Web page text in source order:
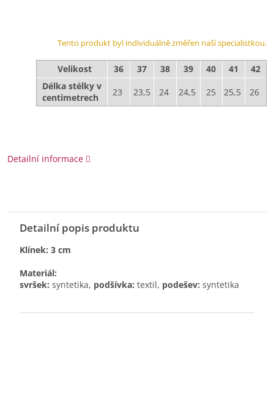
Tento produkt byl individuálně změřen naší specialistkou.
Velikost 36 37 38 39 40 41
42
Délka stélky v
centimetrech
23 23,5 24 24,5 25 25,5 26
Detailní informace
Detailní popis produktu
Klínek: 3 cm
Materiál:
svršek: syntetika, podšívka: textil, podešev: syntetika